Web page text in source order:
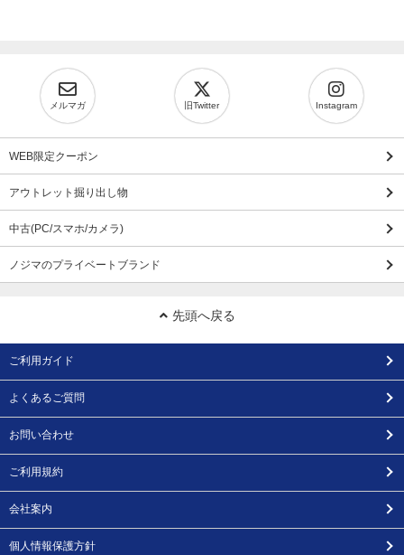
メルマガ 旧Twitter Instagram
WEB限定クーポン
アウトレット掘り出し物
中古(PC/スマホ/カメラ)
ノジマのプライベートブランド
先頭へ戻る
ご利用ガイド
よくあるご質問
お問い合わせ
ご利用規約
会社案内
個人情報保護方針